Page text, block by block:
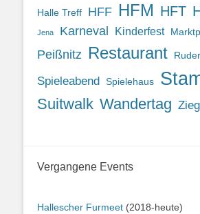
Halle Treff HFF HFM HFT
Jena Karneval Kinderfest
Peißnitz Restaurant
Spieleabend Spielehaus
Suitwalk Wandertag
Vergangene Events
Hallescher Furmeet (2018-heute)